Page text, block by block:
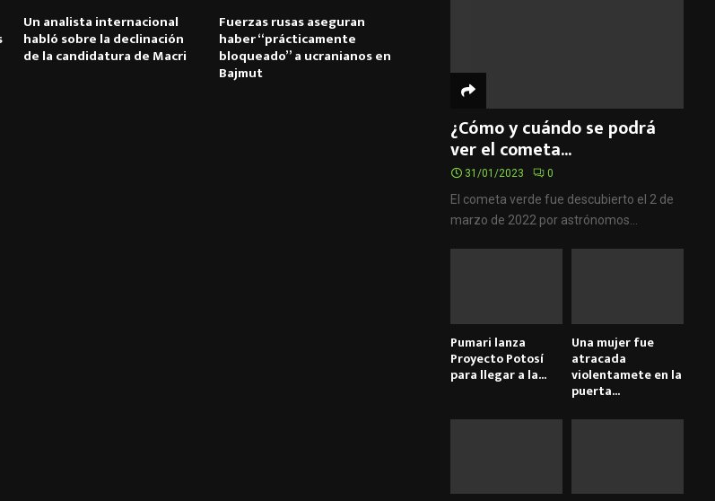
Un analista internacional
habló sobre la declinación
de la candidatura de Macri
Fuerzas rusas aseguran
haber “prácticamente
bloqueado” a ucranianos en
Bajmut
¿Cómo y cuándo se podrá
ver el cometa...
31/01/2023 0
El cometa verde fue descubierto el 2 de
marzo de 2022 por astrónomos...
Pumari lanza
Proyecto Potosí
para llegar a la...
Una mujer fue
atracada
violentamete en la
puerta...